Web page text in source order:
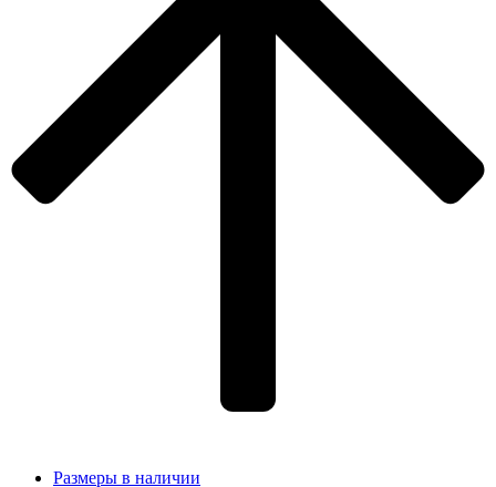
Размеры в наличии